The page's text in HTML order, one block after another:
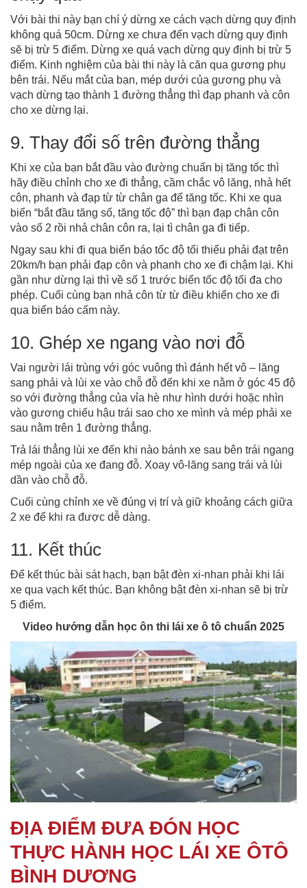
Với bài thi này bạn chí ý dừng xe cách vạch dừng quy định
không quá 50cm. Dừng xe chưa đến vạch dừng quy định
sẽ bị trừ 5 điểm. Dừng xe quá vạch dừng quy định bị trừ 5
điểm. Kinh nghiệm của bài thi này là căn qua gương phụ
bên trái. Nếu mắt của bạn, mép dưới của gương phụ và
vạch dừng tạo thành 1 đường thẳng thì đạp phanh và côn
cho xe dừng lại.
9. Thay đổi số trên đường thẳng
Khi xe của bạn bắt đầu vào đường chuẩn bị tăng tốc thì
hãy điều chỉnh cho xe đi thẳng, cầm chắc vô lăng, nhả hết
côn, phanh và đạp từ từ chân ga để tăng tốc. Khi xe qua
biển “bắt đầu tăng số, tăng tốc độ” thì bạn đạp chân côn
vào số 2 rồi nhả chân côn ra, lại tì chân ga đi tiếp.
Ngay sau khi đi qua biển báo tốc độ tối thiểu phải đạt trên
20km/h bạn phải đạp côn và phanh cho xe đi chậm lại. Khi
gần như dừng lại thì về số 1 trước biển tốc độ tối đa cho
phép. Cuối cùng bạn nhả côn từ từ điều khiển cho xe đi
qua biển báo cấm này.
10. Ghép xe ngang vào nơi đỗ
Vai người lái trùng với góc vuông thì đánh hết vô – lăng
sang phải và lùi xe vào chỗ đỗ đến khi xe nằm ở góc 45 độ
so với đường thẳng của vỉa hè như hình dưới hoặc nhìn
vào gương chiếu hậu trái sao cho xe mình và mép phải xe
sau nằm trên 1 đường thẳng.
Trả lái thẳng lùi xe đến khi nào bánh xe sau bên trái ngang
mép ngoài của xe đang đỗ. Xoay vô-lăng sang trái và lùi
dần vào chỗ đỗ.
Cuối cùng chỉnh xe về đúng vị trí và giữ khoảng cách giữa
2 xe để khi ra được dễ dàng.
11. Kết thúc
Để kết thúc bài sát hạch, bạn bật đèn xi-nhan phải khi lái
xe qua vạch kết thúc. Bạn không bật đèn xi-nhan sẽ bị trừ
5 điểm.
Video hướng dẫn học ôn thi lái xe ô tô chuẩn 2025
ĐỊA ĐIỂM ĐƯA ĐÓN HỌC
THỰC HÀNH HỌC LÁI XE ÔTÔ
BÌNH DƯƠNG